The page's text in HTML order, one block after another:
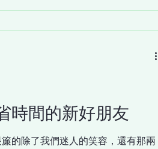
兼具保養與修飾功能。 ICD 輕盈潤
滿滿水分，讓妝感輕薄服貼，就像
ICD 輕盈潤澤氣墊粉底SPF50+
」 為什麼它值得投資？ 保濕力
：通過色澤持久與黏附力測試，讓你
防曬 ：SP
時間的新好朋友
的除了我們迷人的笑容，還有那兩